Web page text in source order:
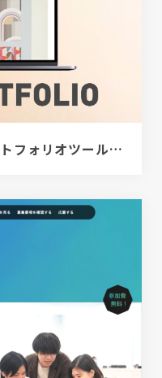
[PR]クリエイター向けポートフォリオツール｜BRIK PORTFOLIO